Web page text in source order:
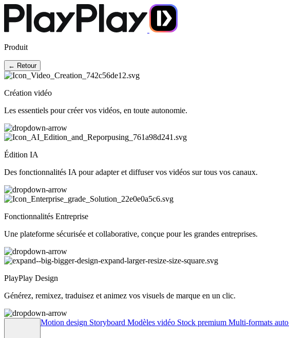
Produit
← Retour
Création vidéo
Les essentiels pour créer vos vidéos, en toute autonomie.
Édition IA
Des fonctionnalités IA pour adapter et diffuser vos vidéos sur tous vos canaux.
Fonctionnalités Entreprise
Une plateforme sécurisée et collaborative, conçue pour les grandes entreprises.
PlayPlay Design
Générez, remixez, traduisez et animez vos visuels de marque en un clic.
Motion design Storyboard Modèles vidéo Stock premium Multi-formats auto